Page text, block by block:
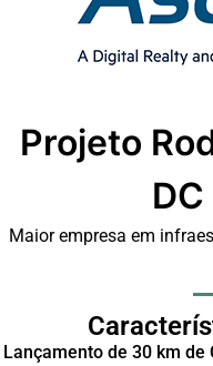
Projeto
Maior empresa em
Lançamento de 30 km